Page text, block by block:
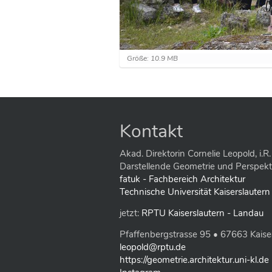
Z
e
e
l
d
i
v
o
l
e
G
r
ß
Größe: 10.9 MB
Kontakt
Akad. Direktorin Cornelie Leopold, i.R.
Darstellende Geometrie und
fatuk - Fachbereich Architektur
Technische Universität Kaiserslautern
jetzt: RPTU Kaiserslautern - Landau
Pfaffenbergstrasse 95 • 67663
leopold@rptu.de
https://geometrie.architektur.uni-kl.de